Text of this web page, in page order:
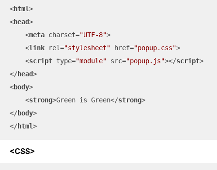
<html>
<head>
<meta charset="UTF-8">
<link rel="stylesheet" href="popup.css">
<script type="module" src="popup.js"></script>
</head>
<body>
<strong>Green is Green</strong>
</body>
</html>
<CSS>